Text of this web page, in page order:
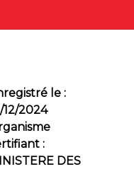
le :
12/2024
:
DES